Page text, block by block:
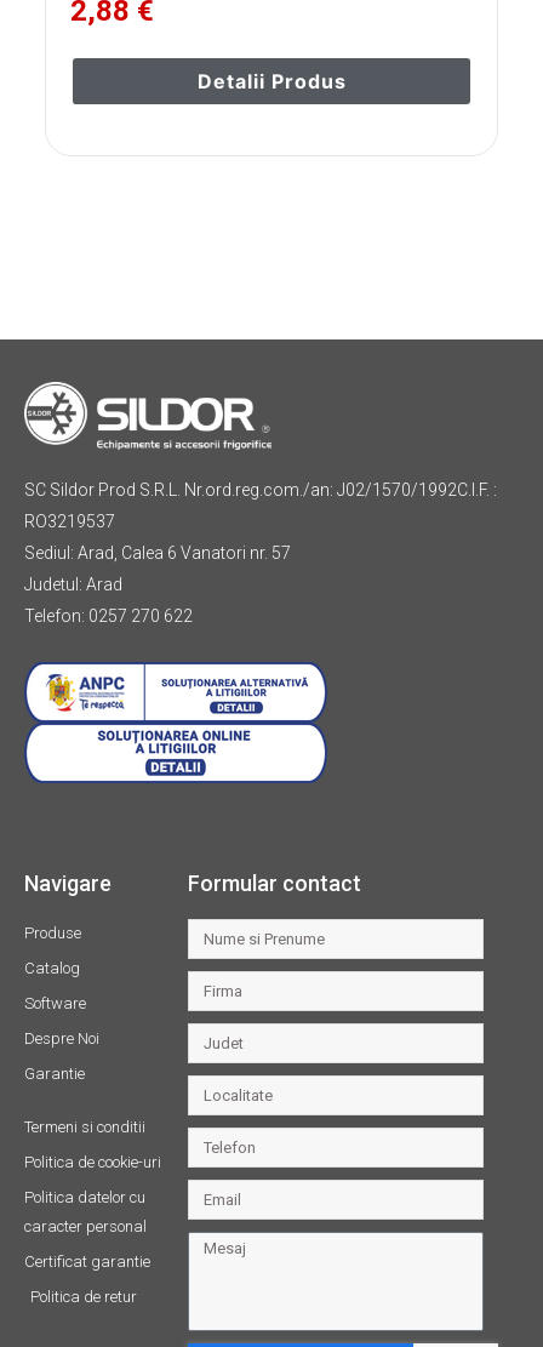
2,88 €
Detalii Produs
SC Sildor Prod S.R.L. Nr.ord.reg.com./an: J02/1570/1992C.I.F. :
RO3219537
Sediul: Arad, Calea 6 Vanatori nr. 57
Judetul: Arad
Telefon: 0257 270 622
Navigare
Produse
Catalog
Software
Despre Noi
Garantie
Termeni si conditii
Politica de cookie-uri
Politica datelor cu
caracter personal
Certificat garantie
Politica de retur
Formular contact